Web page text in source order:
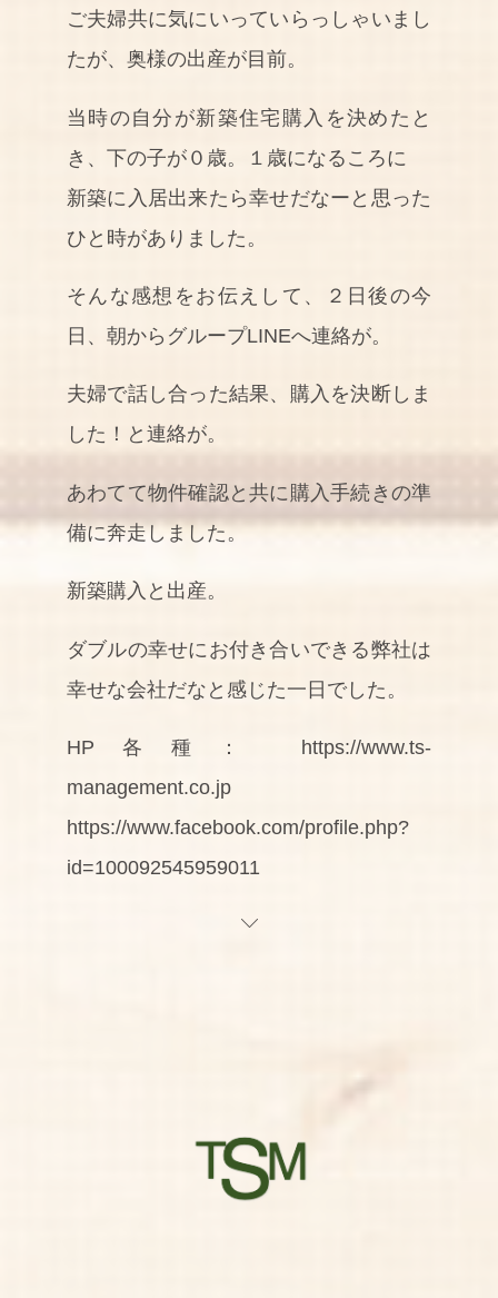
ご夫婦共に気にいっていらっしゃいまし
たが、奥様の出産が目前。
当時の自分が新築住宅購入を決めたと
き、下の子が０歳。１歳になるころに
新築に入居出来たら幸せだなーと思った
ひと時がありました。
そんな感想をお伝えして、２日後の今
日、朝からグループLINEへ連絡が。
夫婦で話し合った結果、購入を決断しま
した！と連絡が。
あわてて物件確認と共に購入手続きの準
備に奔走しました。
新築購入と出産。
ダブルの幸せにお付き合いできる弊社は
幸せな会社だなと感じた一日でした。
HP各種： https://www.ts-
management.co.jp
https://www.facebook.com/profile.php?
id=100092545959011